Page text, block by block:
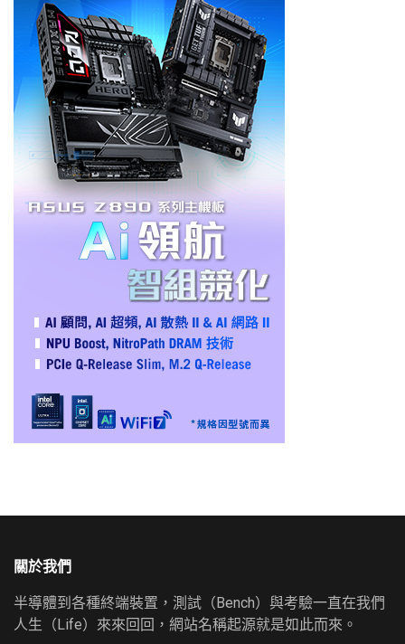
關於我們
半導體到各種終端裝置，測試（Bench）與考驗一直在我們
人生（Life）來來回回，網站名稱起源就是如此而來。